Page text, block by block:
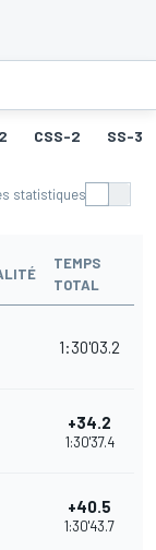
CSS-2 SS-3
statistiques
TEMPS
TOTAL
1:30'03.2
+34.2
1:30'37.4
+40.5
1:30'43.7